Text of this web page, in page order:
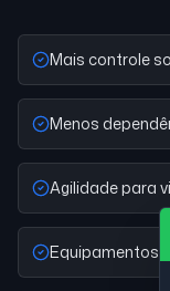
Mais controle
Menos
Agilidade para
Equipamentos